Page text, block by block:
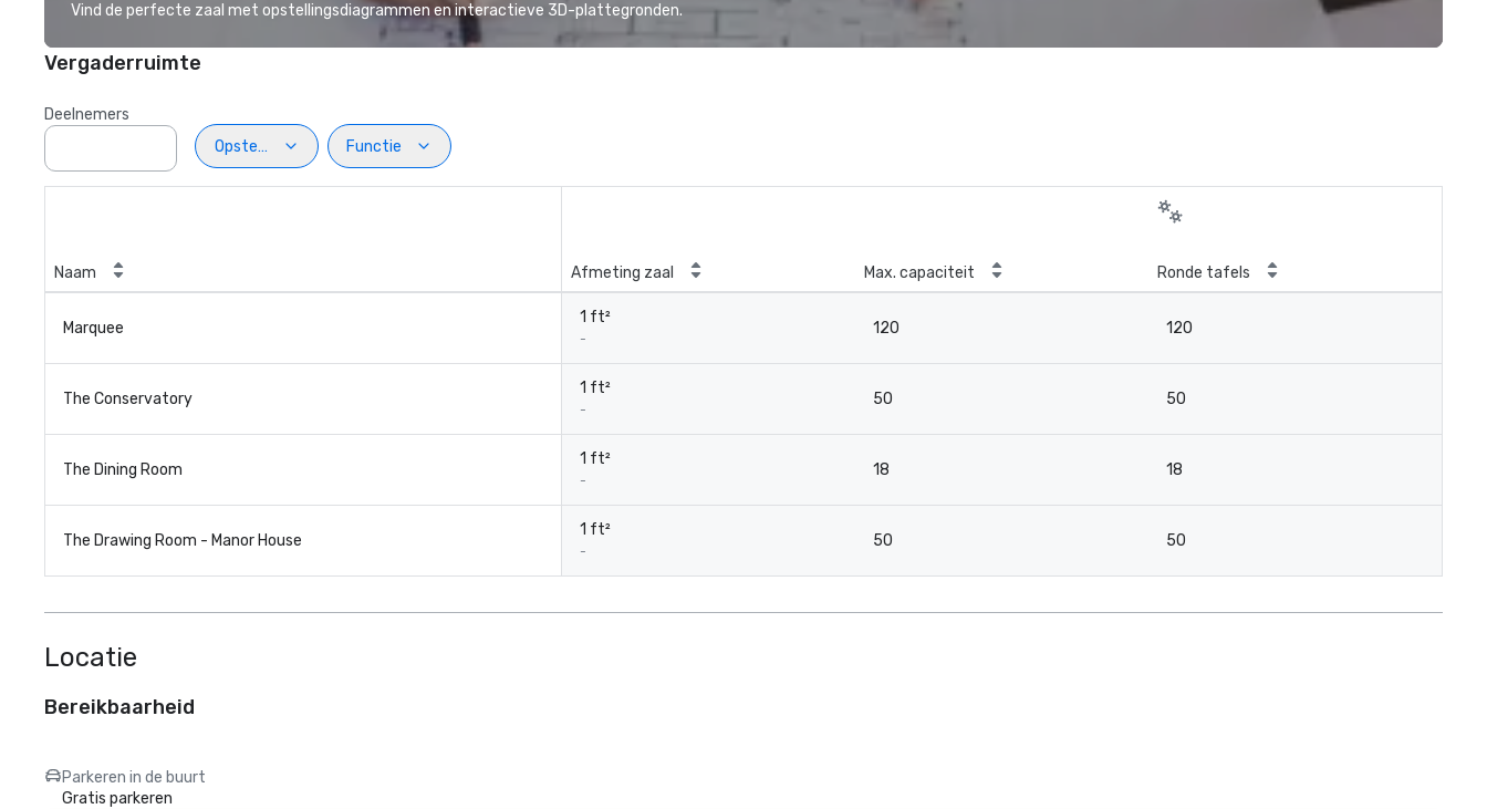
Vind de perfecte zaal met opstellingsdiagrammen en interactieve 3D-plattegronden.
Vergaderruimte
Deelnemers
Opstelling
Functie
Naam Afmeting zaal Max. capaciteit Ronde tafels
Marquee
1 ft²
-
120 120
The Conservatory
1 ft²
-
50 50
The Dining Room
1 ft²
-
18 18
The Drawing Room - Manor House
1 ft²
-
50 50
Locatie
Bereikbaarheid
Parkeren in de buurt
Gratis parkeren